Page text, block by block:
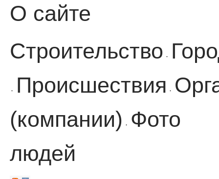
О сайте
Строительство ·
· Происшествия ·
(компании)
·
Фото
людей